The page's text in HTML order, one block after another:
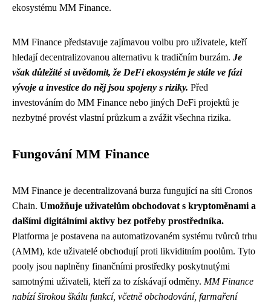
ekosystému MM Finance.
MM Finance představuje zajímavou volbu pro uživatele, kteří
hledají decentralizovanou alternativu k tradičním burzám. Je
však důležité si uvědomit, že DeFi ekosystém je stále ve fázi
vývoje a investice do něj jsou spojeny s riziky. Před
investováním do MM Finance nebo jiných DeFi projektů je
nezbytné provést vlastní průzkum a zvážit všechna rizika.
Fungování MM Finance
MM Finance je decentralizovaná burza fungující na síti Cronos
Chain. Umožňuje uživatelům obchodovat s kryptoměnami a
dalšími digitálními aktivy bez potřeby prostředníka.
Platforma je postavena na automatizovaném systému tvůrců trhu
(AMM), kde uživatelé obchodují proti likviditním poolům. Tyto
pooly jsou naplněny finančními prostředky poskytnutými
samotnými uživateli, kteří za to získávají odměny. MM Finance
nabízí širokou škálu funkcí, včetně obchodování, farmaření